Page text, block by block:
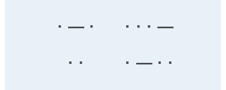
· — ·
· · · —
· ·
· — · ·